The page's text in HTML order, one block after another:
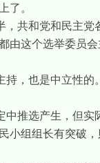
了。
，共和党和民主
由这个选举委员
持，也是中立性的
中推选产生，但
小组组长有突破